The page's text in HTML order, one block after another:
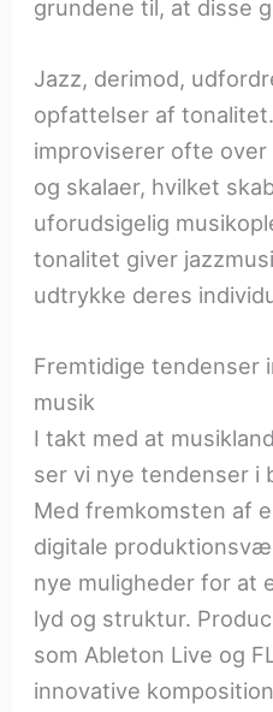
grundene til, at disse
Jazz, derimod,
opfattelser af
improviserer ofte
og skalaer, hvilket
uforudsigelig
tonalitet giver
udtrykke deres
Fremtidige tendenser
musik
I takt med at
ser vi nye tendenser i
Med fremkomsten af
digitale
nye muligheder for at
lyd og struktur.
som Ableton Live og
innovative